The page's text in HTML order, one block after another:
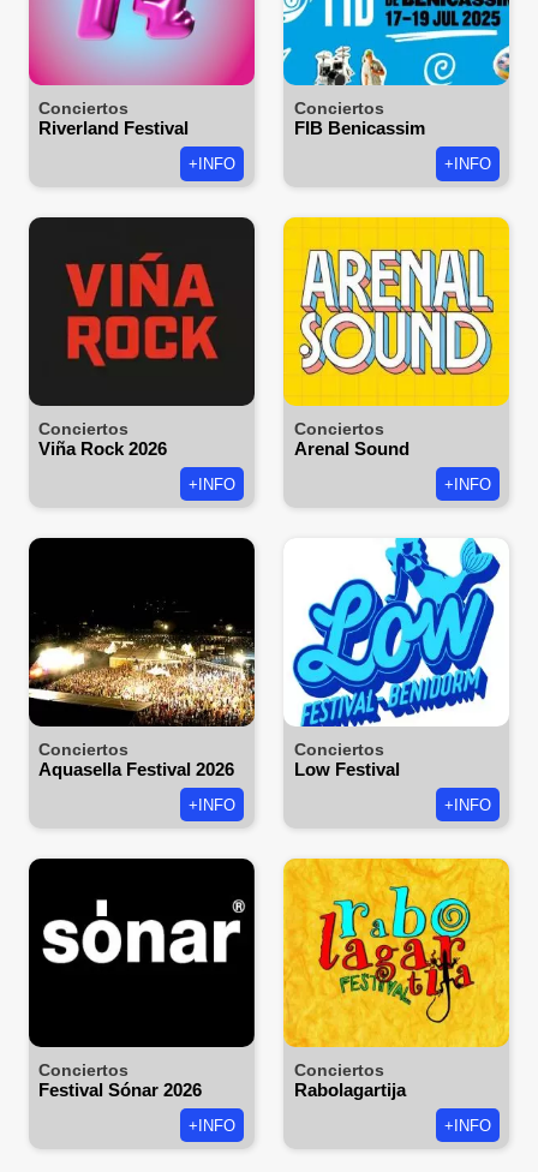
Conciertos
Riverland Festival
+INFO
Conciertos
FIB Benicassim
+INFO
Conciertos
Viña Rock 2026
+INFO
Conciertos
Arenal Sound
+INFO
Conciertos
Aquasella Festival 2026
+INFO
Conciertos
Low Festival
+INFO
Conciertos
Festival Sónar 2026
+INFO
Conciertos
Rabolagartija
+INFO